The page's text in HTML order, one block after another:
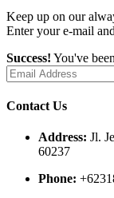
Keep up on our
Enter your e-mail
Success! You've
Contact Us
Address: Jl.
60237
Phone: